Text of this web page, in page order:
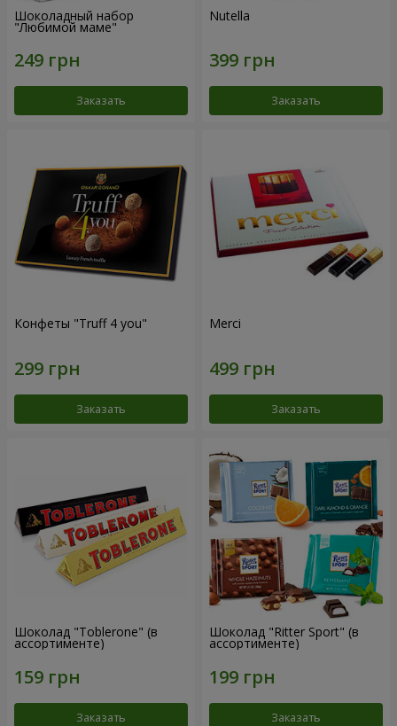
Шоколадный набор
"Любимой маме"
Заказать
Nutella
Заказать
Конфеты "Truff 4 you"
Заказать
Merci
Заказать
Шоколад "Toblerone" (в
ассортименте)
Заказать
Шоколад "Ritter Sport" (в
ассортименте)
Заказать